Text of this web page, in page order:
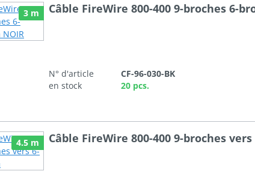
3 m Câble FireWire 800-400 9-broches 6-
N° d'article
CF-96-030-BK
en stock
20 pcs.
4.5 m Câble FireWire 800-400 9-broches